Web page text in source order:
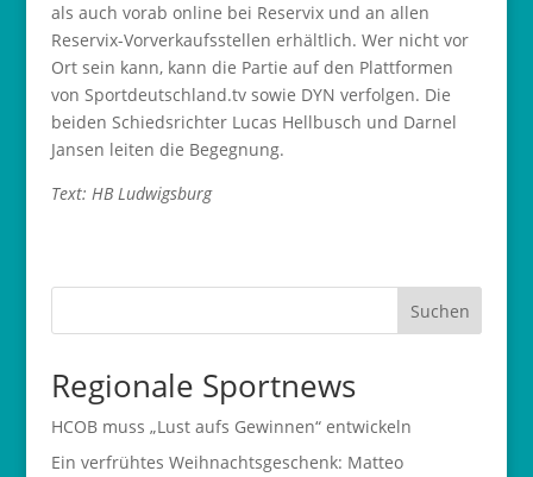
als auch vorab online bei Reservix und an allen
Reservix-Vorverkaufsstellen erhältlich. Wer nicht vor
Ort sein kann, kann die Partie auf den Plattformen
von Sportdeutschland.tv sowie DYN verfolgen. Die
beiden Schiedsrichter Lucas Hellbusch und Darnel
Jansen leiten die Begegnung.
Text: HB Ludwigsburg
Suchen
Regionale Sportnews
HCOB muss „Lust aufs Gewinnen“ entwickeln
Ein verfrühtes Weihnachtsgeschenk: Matteo